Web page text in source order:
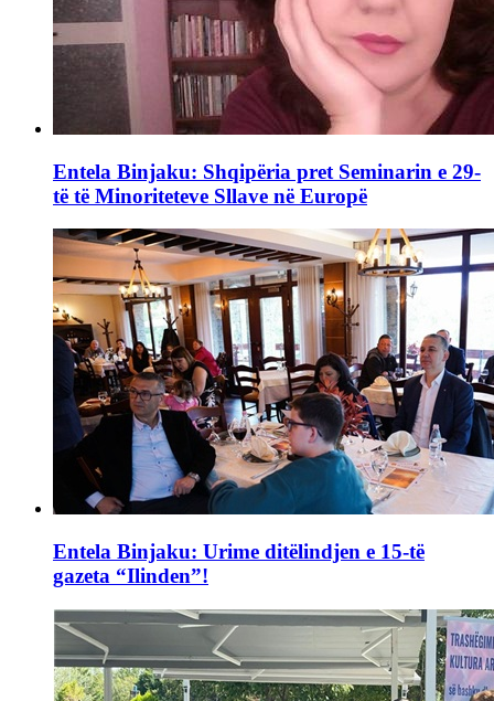
Entela Binjaku: Shqipëria pret Seminarin e 29-
të të Minoriteteve Sllave në Europë
Entela Binjaku: Urime ditëlindjen e 15-të
gazeta “Ilinden”!